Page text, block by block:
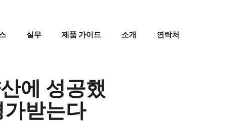
실무 제품 가이드 소개 연락처
에 성공했
가받는다